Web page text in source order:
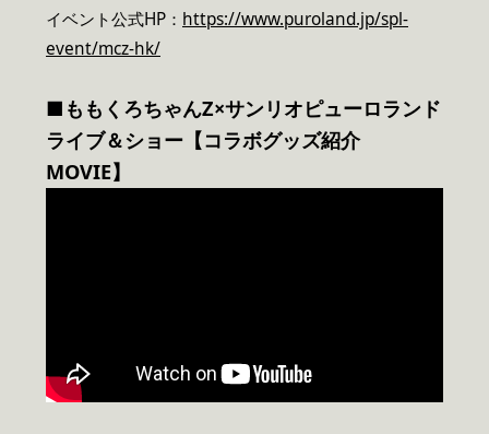
イベント公式HP： https://www.puroland.jp/spl-
event/mcz-hk/
■ももくろちゃんZ×サンリオピューロランド
ライブ＆ショー【コラボグッズ紹介
MOVIE】